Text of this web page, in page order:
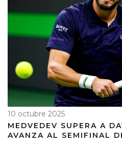
10 octubre 2025
MEDVEDEV SUPERA A
AVANZA AL SEMIFINAL